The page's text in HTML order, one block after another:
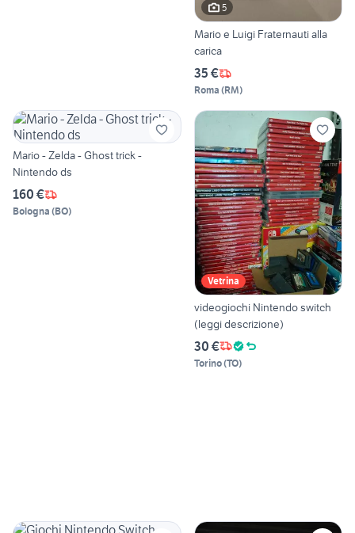
5
Mario e Luigi Fraternauti alla
carica
35 €
Roma (RM)
Mario - Zelda - Ghost trick -
Nintendo ds
160 €
Bologna (BO)
Vetrina
videogiochi Nintendo switch
(leggi descrizione)
30 €
Torino(TO)